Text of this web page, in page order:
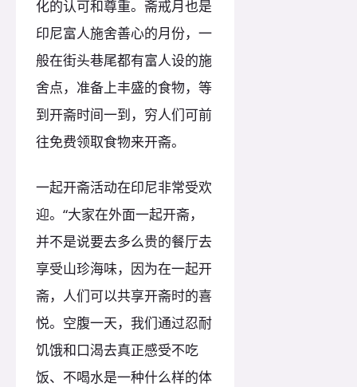
化的认可和尊重。斋戒月也是
印尼富人施舍善心的月份，一
般在街头巷尾都有富人设的施
舍点，准备上丰盛的食物，等
到开斋时间一到，穷人们可前
往免费领取食物来开斋。
一起开斋活动在印尼非常受欢
迎。“大家在外面一起开斋，
并不是说要去多么贵的餐厅去
享受山珍海味，因为在一起开
斋，人们可以共享开斋时的喜
悦。空腹一天，我们通过忍耐
饥饿和口渴去真正感受不吃
饭、不喝水是一种什么样的体